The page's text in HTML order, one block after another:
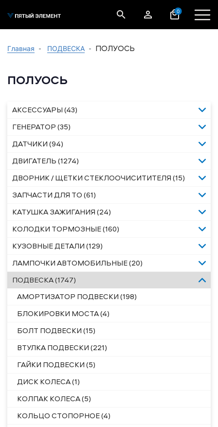
0
Главная ПОДВЕСКА ПОЛУОСЬ
ПОЛУОСЬ
АКСЕССУАРЫ (43)
ГЕНЕРАТОР (35)
ДАТЧИКИ (94)
ДВИГАТЕЛЬ (1274)
ДВОРНИК / ЩЕТКИ СТЕКЛООЧИСИТИТЕЛЯ (15)
ЗАПЧАСТИ ДЛЯ ТО (61)
КАТУШКА ЗАЖИГАНИЯ (24)
КОЛОДКИ ТОРМОЗНЫЕ (160)
КУЗОВНЫЕ ДЕТАЛИ (129)
ЛАМПОЧКИ АВТОМОБИЛЬНЫЕ (20)
ПОДВЕСКА (1747)
АМОРТИЗАТОР ПОДВЕСКИ (198)
БЛОКИРОВКИ МОСТА (4)
БОЛТ ПОДВЕСКИ (15)
ВТУЛКА ПОДВЕСКИ (221)
ГАЙКИ ПОДВЕСКИ (5)
ДИСК КОЛЕСА (1)
КОЛПАК КОЛЕСА (5)
КОЛЬЦО СТОПОРНОЕ (4)